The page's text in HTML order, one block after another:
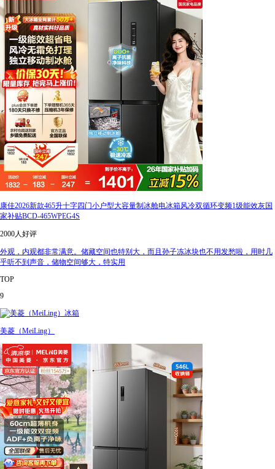
康佳2026新款465升十字四门小户型大容量制冰舱电冰箱风冷双循环变频1级能效灰国
家补贴BCD-465WPEG4S
2000人好评
外观，内观都非常满意。储藏空间也特别大，而且孙子冻冰块也不用发愁啦，用时几
乎听不到声音，储物空间够大，特实用
TOP
9
美菱（MeiLing）